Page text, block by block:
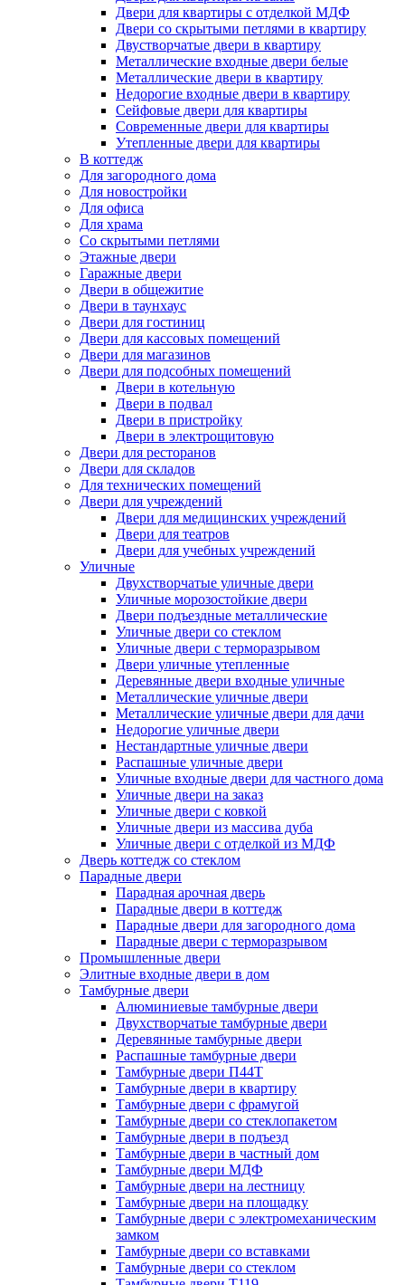
Двери для квартиры с отделкой МДФ
Двери со скрытыми петлями в квартиру
Двустворчатые двери в квартиру
Металлические входные двери белые
Металлические двери в квартиру
Недорогие входные двери в квартиру
Сейфовые двери для квартиры
Современные двери для квартиры
Утепленные двери для квартиры
В коттедж
Для загородного дома
Для новостройки
Для офиса
Для храма
Со скрытыми петлями
Этажные двери
Гаражные двери
Двери в общежитие
Двери в таунхаус
Двери для гостиниц
Двери для кассовых помещений
Двери для магазинов
Двери для подсобных помещений
Двери в котельную
Двери в подвал
Двери в пристройку
Двери в электрощитовую
Двери для ресторанов
Двери для складов
Для технических помещений
Двери для учреждений
Двери для медицинских учреждений
Двери для театров
Двери для учебных учреждений
Уличные
Двухстворчатые уличные двери
Уличные морозостойкие двери
Двери подъездные металлические
Уличные двери со стеклом
Уличные двери с терморазрывом
Двери уличные утепленные
Деревянные двери входные уличные
Металлические уличные двери
Металлические уличные двери для дачи
Недорогие уличные двери
Нестандартные уличные двери
Распашные уличные двери
Уличные входные двери для частного дома
Уличные двери на заказ
Уличные двери с ковкой
Уличные двери из массива дуба
Уличные двери с отделкой из МДФ
Дверь коттедж со стеклом
Парадные двери
Парадная арочная дверь
Парадные двери в коттедж
Парадные двери для загородного дома
Парадные двери с терморазрывом
Промышленные двери
Элитные входные двери в дом
Тамбурные двери
Алюминиевые тамбурные двери
Двухстворчатые тамбурные двери
Деревянные тамбурные двери
Распашные тамбурные двери
Тамбурные двери П44Т
Тамбурные двери в квартиру
Тамбурные двери с фрамугой
Тамбурные двери со стеклопакетом
Тамбурные двери в подъезд
Тамбурные двери в частный дом
Тамбурные двери МДФ
Тамбурные двери на лестницу
Тамбурные двери на площадку
Тамбурные двери с электромеханическим
замком
Тамбурные двери со вставками
Тамбурные двери со стеклом